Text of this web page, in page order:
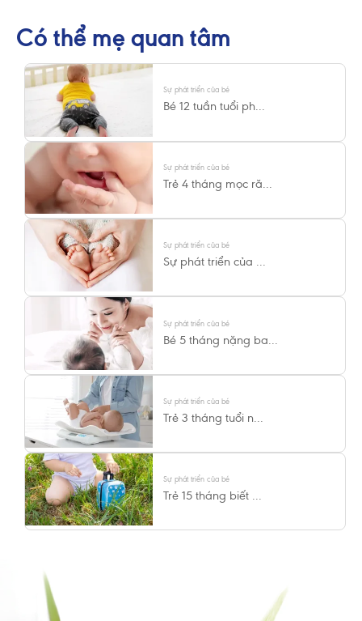
Có thể mẹ quan tâm
Sự phát triển của bé
Bé 12 tuần tuổi ph...
Sự phát triển của bé
Trẻ 4 tháng mọc ră...
Sự phát triển của bé
Sự phát triển của ...
Sự phát triển của bé
Bé 5 tháng nặng ba...
Sự phát triển của bé
Trẻ 3 tháng tuổi n...
Sự phát triển của bé
Trẻ 15 tháng biết ...